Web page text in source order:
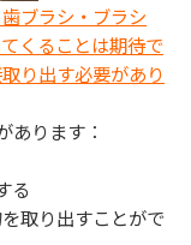
ブラシ・ブラシ
くることは期待で
り出す必要があり
あります：
る
取り出すことがで